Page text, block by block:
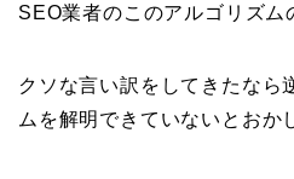
SEO業者のこのアルゴリズム
クソな言い訳をしてきたなら
ムを解明できていないとおか